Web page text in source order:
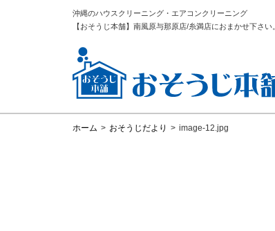
沖縄のハウスクリーニング・エアコンクリーニング
【おそうじ本舗】南風原与那原店/糸満店におまかせ下さい。
ホーム > おそうじだより > image-12.jpg